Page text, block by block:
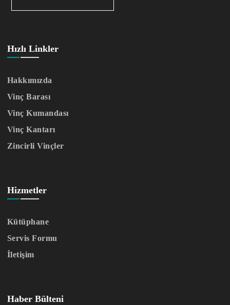
Hızlı Linkler
Hakkımızda
Vinç Barası
Vinç Kumandası
Vinç Kantarı
Zincirli Vinçler
Hizmetler
Kütüphane
Servis Formu
İletişim
Haber Bülteni